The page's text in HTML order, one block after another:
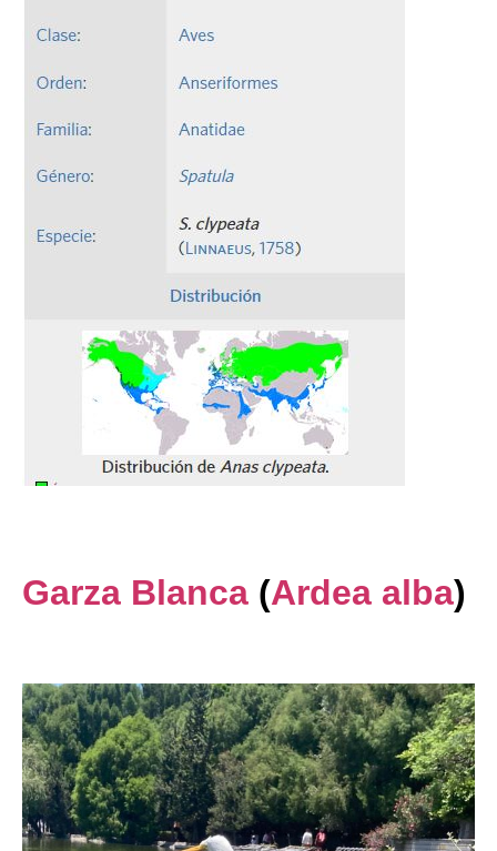
Garza Blanca (Ardea alba)